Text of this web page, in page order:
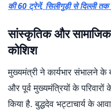
की 60 ट्रेनें, सिलीगुड़ी से दिल्ली
सांस्कृतिक और
कोशिश
मुख्यमंत्री ने कार्यभार संभालने के
और पूर्व मुख्यमंत्रियों के परिवारों
किया है. बुद्धदेव भट्टाचार्य के